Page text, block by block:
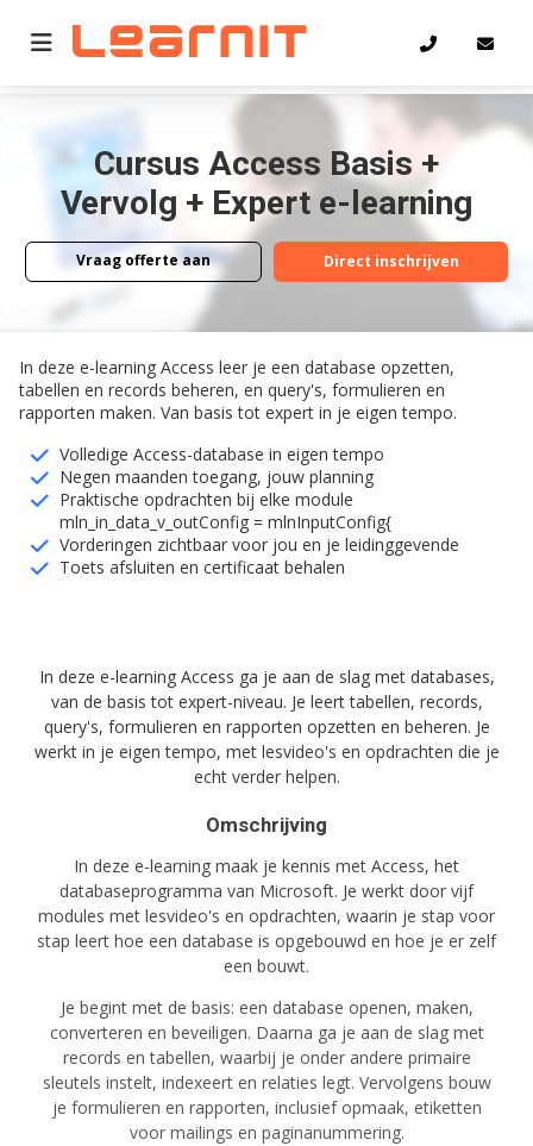
Home Access Basis + Vervolg + Expert e-learning
Cursus Access Basis +
Vervolg + Expert e-learning
Vraag offerte aan Direct inschrijven
In deze e-learning Access leer je een database opzetten,
tabellen en records beheren, en query's, formulieren en
rapporten maken. Van basis tot expert in je eigen tempo.
Volledige Access-database in eigen tempo
Negen maanden toegang, jouw planning
Praktische opdrachten bij elke module
mln_in_data_v_outConfig = mlnInputConfig{
Vorderingen zichtbaar voor jou en je leidinggevende
Toets afsluiten en certificaat behalen
In deze e-learning Access ga je aan de slag met databases,
van de basis tot expert-niveau. Je leert tabellen, records,
query's, formulieren en rapporten opzetten en beheren. Je
werkt in je eigen tempo, met lesvideo's en opdrachten die je
echt verder helpen.
Omschrijving
In deze e-learning maak je kennis met Access, het
databaseprogramma van Microsoft. Je werkt door vijf
modules met lesvideo's en opdrachten, waarin je stap voor
stap leert hoe een database is opgebouwd en hoe je er zelf
een bouwt.
Je begint met de basis: een database openen, maken,
converteren en beveiligen. Daarna ga je aan de slag met
records en tabellen, waarbij je onder andere primaire
sleutels instelt, indexeert en relaties legt. Vervolgens bouw
je formulieren en rapporten, inclusief opmaak, etiketten
voor mailings en paginanummering.